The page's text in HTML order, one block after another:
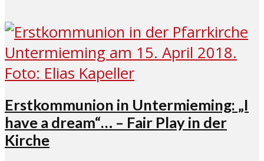
Erstkommunion in Untermieming: „I
have a dream“… – Fair Play in der
Kirche